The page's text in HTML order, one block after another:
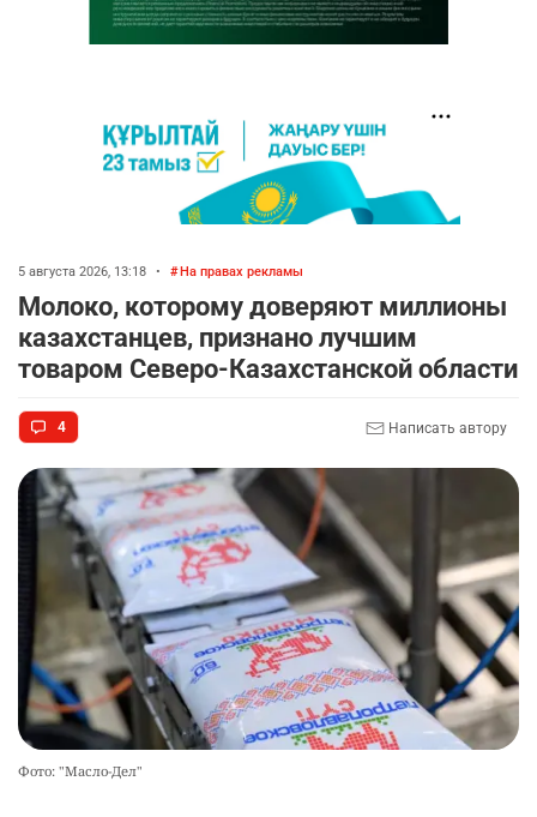
5 августа 2026, 13:18 • На правах рекламы
Молоко, которому доверяют миллионы
казахстанцев, признано лучшим
товаром Северо-Казахстанской области
4 Написать автору
Фото: "Масло-Дел"